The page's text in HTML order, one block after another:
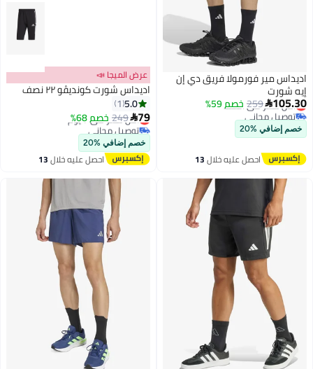
اديداس مير فورمولا فريق دي إن
إيه شورت
105.30
259خصم 59%
أقل سعر في السنة
توصيل مجاني
أقل سعر في السنة
خصم إضافي %20
احصل عليه خلال13
عرض الميجا 📣
اديداس شورت كونديڤو ٢٢ نصف
5.0
1
79
249خصم 68%
أقل سعر في 7 يوم
توصيل مجاني
أقل سعر في 7 يوم
خصم إضافي %20
احصل عليه خلال13